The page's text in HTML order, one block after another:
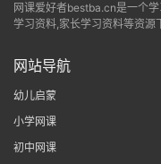
网课爱好者bestba.cn是一个
学习资料,家长学习资料等资源
网站导航
幼儿启蒙
小学网课
初中网课